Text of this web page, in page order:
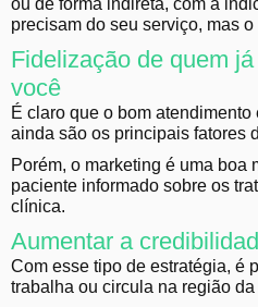
precisam do seu serviço, mas
Fidelização de quem
você
É claro que o bom
ainda são os principais fatores
Porém, o marketing é uma boa
paciente informado sobre os
clínica.
Aumentar a
Com esse tipo de estratégia, é
trabalha ou circula na região